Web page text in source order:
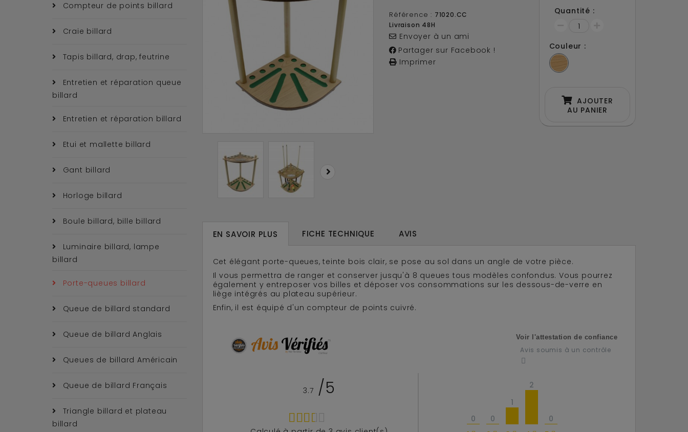
Compteur de points billard
Craie billard
Tapis billard, drap, feutrine
Entretien et réparation queue
billard
Entretien et réparation billard
Etui et mallette billard
Gant billard
Horloge billard
Boule billard, bille billard
Luminaire billard, lampe
billard
Porte-queues billard
Queue de billard standard
Queue de billard Anglais
Queues de billard Américain
Queue de billard Français
Triangle billard et plateau
billard
Référence : 71020.CC
Livraison 48H
Envoyer à un ami
Partager sur Facebook !
Imprimer
Quantité :
Couleur :
AJOUTER
AU PANIER
EN SAVOIR PLUS FICHE TECHNIQUE AVIS
Cet élégant porte-queues, teinte bois clair, se pose au sol dans un angle de votre pièce.
Il vous permettra de ranger et conserver jusqu'à 8 queues tous modèles confondus. Vous pourrez
également y entreposer vos billes et déposer vos consommations sur les dessous-de-verre en
liège intégrés au plateau supérieur.
Enfin, il est équipé d'un compteur de points cuivré.
Voir l'attestation de confiance
Avis soumis à un contrôle
3.7 /5
0
0
1
2
0